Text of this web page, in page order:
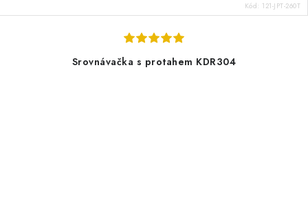
Kód: 121-JPT-260T
Srovnávačka s protahem KDR304